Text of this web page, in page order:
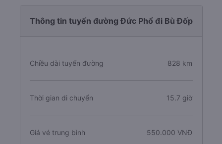
Thông tin tuyến đường Đức Phổ đi Bù Đốp
Chiều dài tuyến đường 828 km
Thời gian di chuyển 15.7 giờ
Giá vé trung bình 550.000 VNĐ